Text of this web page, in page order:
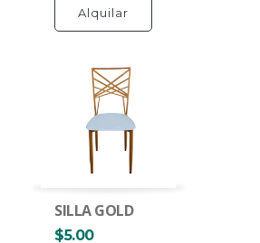
Alquilar
SILLA GOLD
$5.00